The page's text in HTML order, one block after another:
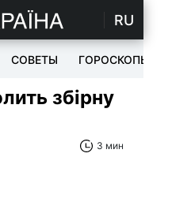
RU
СОВЕТЫ ГОРОСКОПЫ
збірну
3 мин